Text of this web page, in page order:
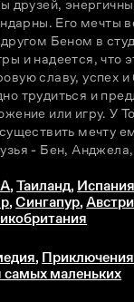
друзей,
Его мечты
Беном в
и надеется, что
славу, успех и
трудиться и
или игру. У
мечту
- Бен,
,Таиланд, Испания
,Сингапур,
, Приключения
самых маленьких